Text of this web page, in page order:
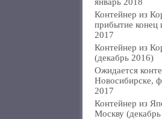
Контейнер из
прибытие конец
2017
Контейнер из
(декабрь 2016)
Ожидается
Новосибирске,
2017
Контейнер из
Москву